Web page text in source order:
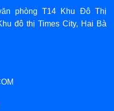
phòng T14 Khu Đô Thị
đô thị Times City, Hai Bà